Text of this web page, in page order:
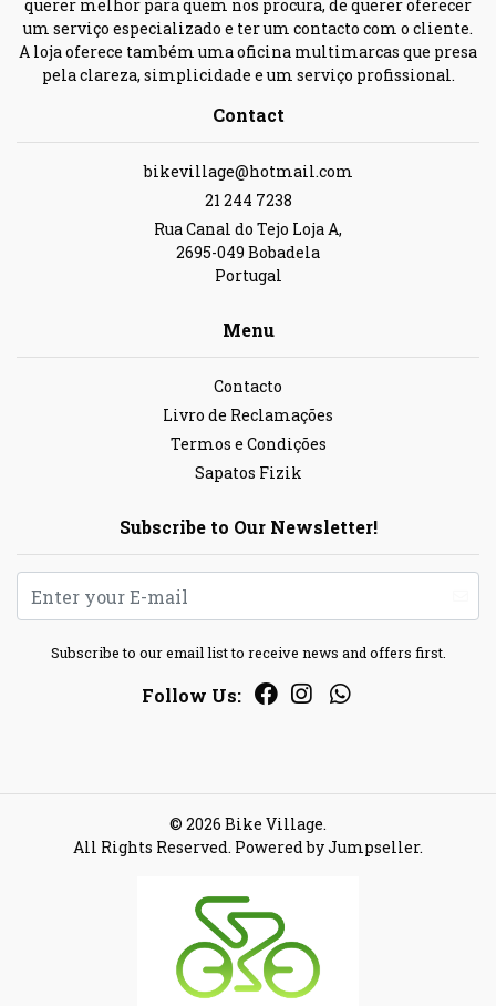
querer melhor para quem nos procura, de querer oferecer
um serviço especializado e ter um contacto com o cliente.
A loja oferece também uma oficina multimarcas que presa
pela clareza, simplicidade e um serviço profissional.
Contact
bikevillage@hotmail.com
21 244 7238
Rua Canal do Tejo Loja A,
2695-049 Bobadela
Portugal
Menu
Contacto
Livro de Reclamações
Termos e Condições
Sapatos Fizik
Subscribe to Our Newsletter!
Subscribe to our email list to receive news and offers first.
Follow Us:
© 2026 Bike Village.
All Rights Reserved. Powered by Jumpseller.